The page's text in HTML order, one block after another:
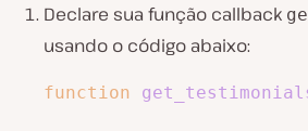
Declare sua função callback
usando o código abaixo:
function